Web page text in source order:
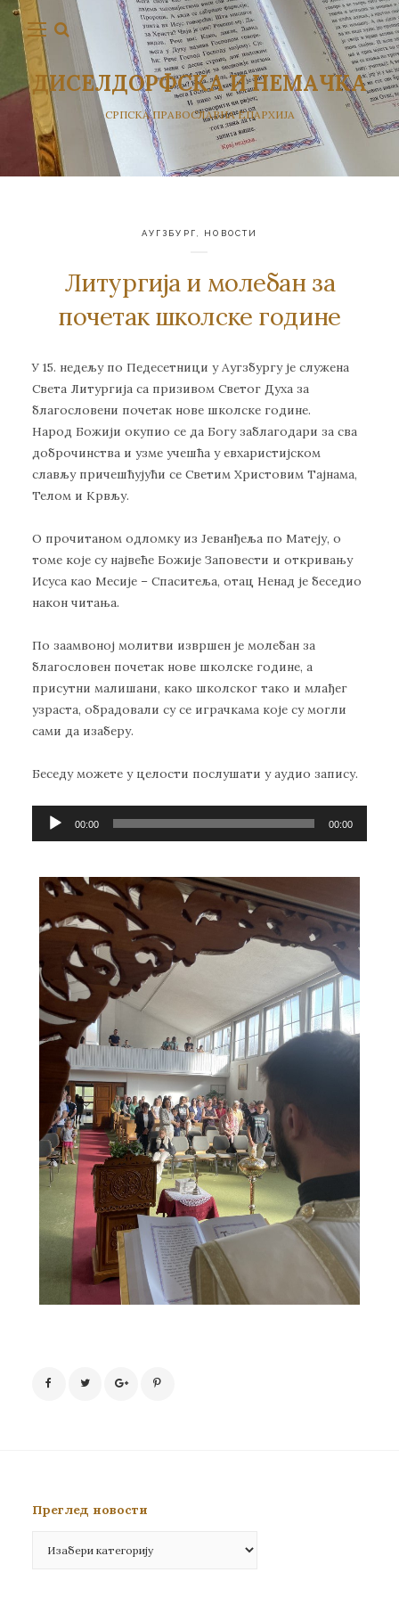
ДИСЕЛДОРФСКА И НЕМАЧКА
СРПСКА ПРАВОСЛАВНА ЕПАРХИЈА
АУГЗБУРГ НОВОСТИ
Литургија и молебан за
почетак школске године
У 15. недељу по Педесетници у Аугзбургу је служена
Света Литургија са призивом Светог Духа за
благословени почетак нове школске године.
Народ Божији окупио се да Богу заблагодари за сва
доброчинства и узме учешћа у евхаристијском
слављу причешћујући се Светим Христовим Тајнама,
Телом и Крвљу.
О прочитаном одломку из Јеванђеља по Матеју, о
томе које су највеће Божије Заповести и откривању
Исуса као Месије – Спаситеља, отац Ненад је беседио
након читања.
По заамвоној молитви извршен је молебан за
благословен почетак нове школске године, а
присутни малишани, како школског тако и млађег
узраста, обрадовали су се играчкама које су могли
сами да изаберу.
Беседу можете у целости послушати у аудио запису.
Прегледач
00:00 00:00
Преглед новости
новости